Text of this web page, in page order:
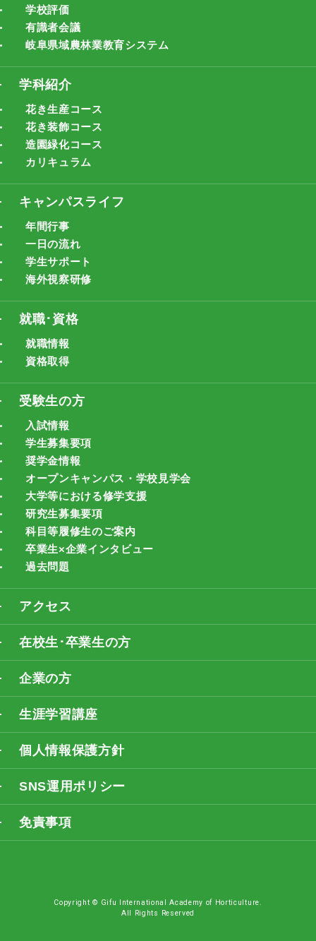
学校評価
有識者会議
岐阜県域農林業教育システム
学科紹介
花き生産コース
花き装飾コース
造園緑化コース
カリキュラム
キャンパスライフ
年間行事
一日の流れ
学生サポート
海外視察研修
就職･資格
就職情報
資格取得
受験生の方
入試情報
学生募集要項
奨学金情報
オープンキャンパス・学校見学会
大学等における修学支援
研究生募集要項
科目等履修生のご案内
卒業生×企業インタビュー
過去問題
アクセス
在校生･卒業生の方
企業の方
生涯学習講座
個人情報保護方針
SNS運用ポリシー
免責事項
Copyright © Gifu International Academy of Horticulture.
All Rights Reserved